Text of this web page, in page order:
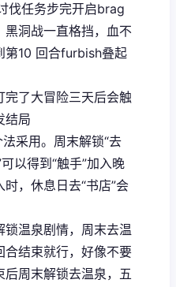
伐任务步完开启brag
黑洞战一直格挡，血不
第10 回合furbish叠起
了大冒险三天后会触
结局
采用。周末解锁“去
以得到“触手”加入晚
，休息日去“书店”会
温泉剧情，周末去温
合结束就行，好像不要
周末解锁去温泉，五